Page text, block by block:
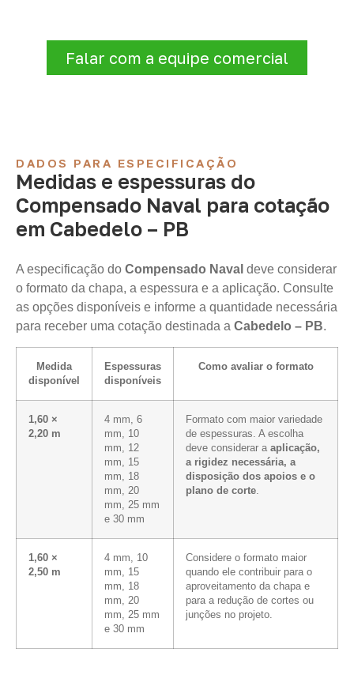
Falar com a equipe comercial
DADOS PARA ESPECIFICAÇÃO
Medidas e espessuras do
Compensado Naval para cotação
em Cabedelo – PB
A especificação do Compensado Naval deve considerar
o formato da chapa, a espessura e a aplicação. Consulte
as opções disponíveis e informe a quantidade necessária
para receber uma cotação destinada a Cabedelo – PB.
Medida
disponível
Espessuras
disponíveis
Como avaliar o formato
1,60 ×
2,20 m
4 mm, 6
mm, 10
mm, 12
mm, 15
mm, 18
mm, 20
mm, 25 mm
e 30 mm
Formato com maior variedade
de espessuras. A escolha
deve considerar a aplicação,
a rigidez necessária, a
disposição dos apoios e o
plano de corte.
1,60 ×
2,50 m
4 mm, 10
mm, 15
mm, 18
mm, 20
mm, 25 mm
e 30 mm
Considere o formato maior
quando ele contribuir para o
aproveitamento da chapa e
para a redução de cortes ou
junções no projeto.